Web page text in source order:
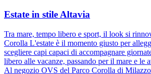
Estate in stile Altavia
Tra mare, tempo libero e sport, il look si
Corolla L'estate è il momento giusto per
scegliere capi capaci di accompagnare
libero alle vacanze, passando per il mare e le
Al negozio OVS del Parco Corolla di